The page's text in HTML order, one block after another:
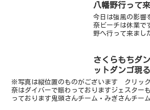
八幡野行って
今日は強風の影響
奈ビーチは休業で
野へ行って来まし
イ泳いでました
安もあったみた
さくらもちダ
ットダンゴ現
※写真は縦位置のものがございます クリッ
奈はダイバーで賑わっておりますジェスター
っております鬼頭さんチーム・みぎさんチー